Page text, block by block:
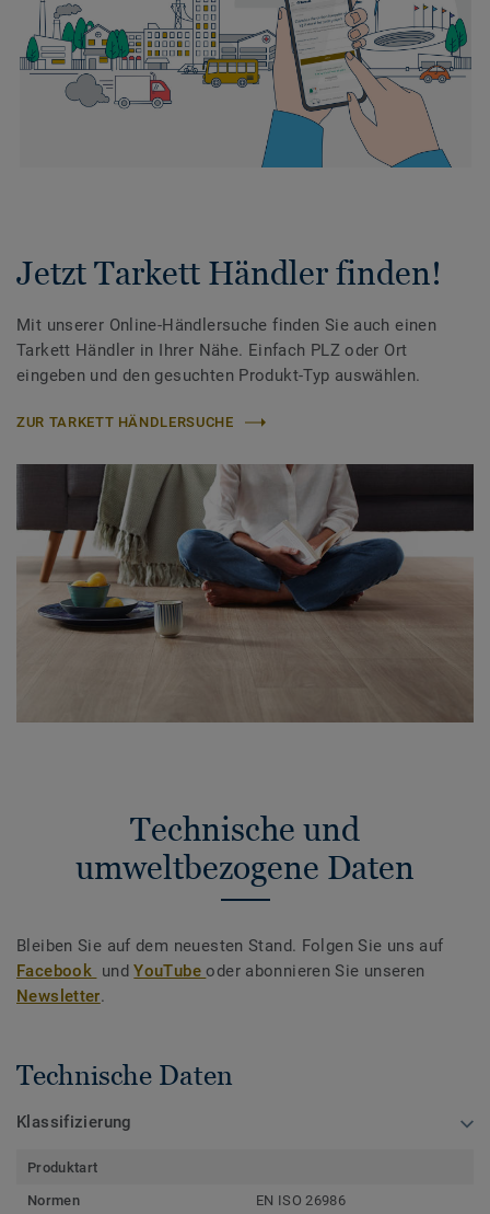
Jetzt Tarkett Händler finden!
Mit unserer Online-Händlersuche finden Sie auch einen
Tarkett Händler in Ihrer Nähe. Einfach PLZ oder Ort
eingeben und den gesuchten Produkt-Typ auswählen.
ZUR TARKETT HÄNDLERSUCHE
Technische und
umweltbezogene Daten
Bleiben Sie auf dem neuesten Stand. Folgen Sie uns auf
Facebook undYouTubeoder abonnieren Sie unseren
Newsletter.
Technische Daten
Klassifizierung
Produktart
Normen
EN ISO 26986